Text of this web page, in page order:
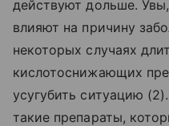
действуют дольше.
влияют на причину
некоторых случаях
кислотоснижающих
усугубить ситуацию
такие препараты,